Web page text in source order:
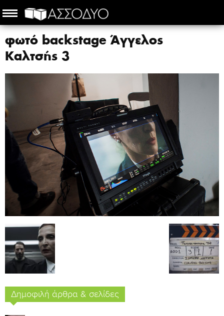
φωτό backstage Άγγελος
Καλτσής 3
Δημοφιλή άρθρα & σελίδες